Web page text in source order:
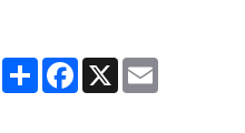
PartagerFacebook
X